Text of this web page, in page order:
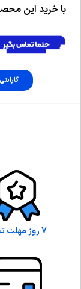
با خرید این
7 روز مهلت تست